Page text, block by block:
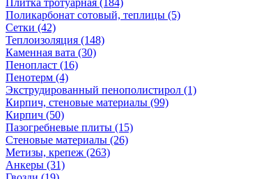
Плитка тротуарная (184)
Поликарбонат сотовый, теплицы (5)
Сетки (42)
Теплоизоляция (148)
Каменная вата (30)
Пенопласт (16)
Пенотерм (4)
Экструдированный пенополистирол (1)
Кирпич, стеновые материалы (99)
Кирпич (50)
Пазогребневые плиты (15)
Стеновые материалы (26)
Метизы, крепеж (263)
Анкеры (31)